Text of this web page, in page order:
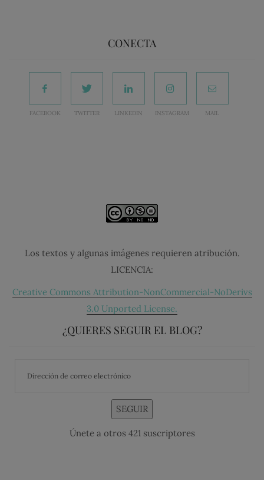
CONECTA
FACEBOOK TWITTER LINKEDIN INSTAGRAM MAIL
Los textos y algunas imágenes requieren atribución.
LICENCIA:
Creative Commons Attribution-NonCommercial-NoDerivs
3.0 Unported License.
¿QUIERES SEGUIR EL BLOG?
SEGUIR
Únete a otros 421 suscriptores